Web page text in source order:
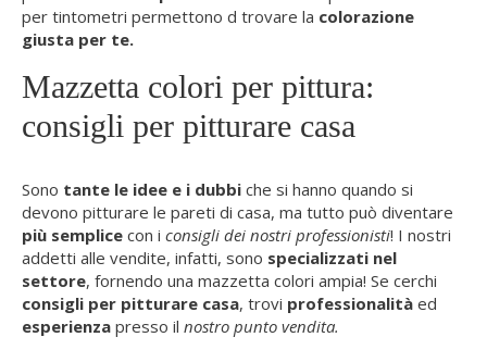
per tintometri permettono d trovare la colorazione
giusta per te.
Mazzetta colori per pittura:
consigli per pitturare casa
Sono tante le idee e i dubbi che si hanno quando si
devono pitturare le pareti di casa, ma tutto può diventare
più semplice con i consigli dei nostri professionisti! I nostri
addetti alle vendite, infatti, sono specializzati nel
settore, fornendo una mazzetta colori ampia! Se cerchi
consigli per pitturare casa, trovi professionalità ed
esperienza presso il nostro punto vendita.